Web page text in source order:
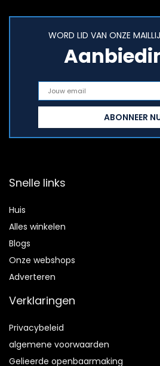
WORD LID VAN ONZE
Snelle links
Huis
Alles winkelen
Blogs
Onze webshops
Adverteren
Verklaringen
Privacybeleid
algemene voorwaarden
Gelieerde openbaarmaking